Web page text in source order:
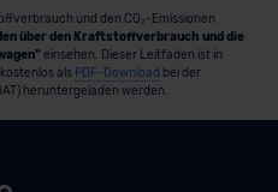
und den CO₂-Emissionen
über den Kraftstoffverbrauch und die
einsehen. Dieser Leitfaden ist in
als PDF-Download bei der
heruntergeladen werden.